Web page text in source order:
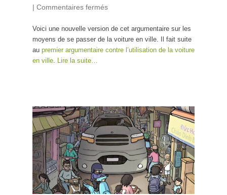
| Commentaires fermés
Voici une nouvelle version de cet argumentaire sur les
moyens de se passer de la voiture en ville. Il fait suite
au premier argumentaire contre l’utilisation de la voiture
en ville. Lire la suite…